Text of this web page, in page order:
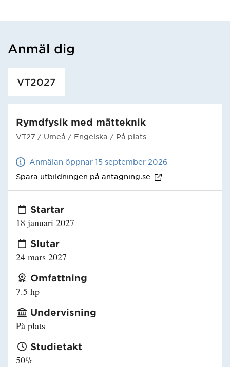
Anmäl dig
VT2027
Rymdfysik med mätteknik
VT27 / Umeå / Engelska / På plats
Anmälan öppnar 15 september 2026
Spara utbildningen på antagning.se
Startar
18 januari 2027
Slutar
24 mars 2027
Omfattning
7.5 hp
Undervisning
På plats
Studietakt
50%